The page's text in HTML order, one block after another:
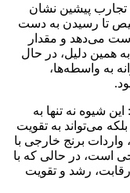
پیشین نشان
تا رسیدن به دست
می‌دهد و مقدار
همین دلیل، در حال
به واسطه‌ها،
شیوه نه تنها به
می‌تواند به تقویت
واردات برنج خارجی با
است، در حالی که با
رشد و تقویت